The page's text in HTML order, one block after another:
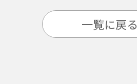
一覧に戻る